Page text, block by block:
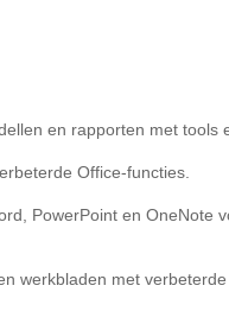
en rapporten met tools
Office-functies.
PowerPoint en
werkbladen met verbeterde